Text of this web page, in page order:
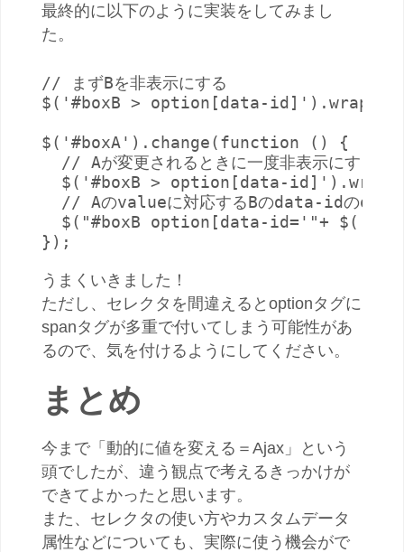
最終的に以下のように実装をしてみまし
た。
// まずBを非表示にする
$('#boxB > option[data-
$('#boxA').change(function () {
  // Aが変更されるときに一度非表示にする
$('#boxB > option[data-
// Aのvalueに対応するBのdata-idの
$("#boxB option[data-id='"+
});
うまくいきました！
ただし、セレクタを間違えるとoptionタグに
spanタグが多重で付いてしまう可能性があ
るので、気を付けるようにしてください。
まとめ
今まで「動的に値を変える＝Ajax」という
頭でしたが、違う観点で考えるきっかけが
できてよかったと思います。
また、セレクタの使い方やカスタムデータ
属性などについても、実際に使う機会がで